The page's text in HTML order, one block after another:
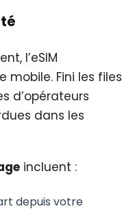
l’eSIM
mobile. Fini les files
d’opérateurs
dans les
incluent :
depuis votre